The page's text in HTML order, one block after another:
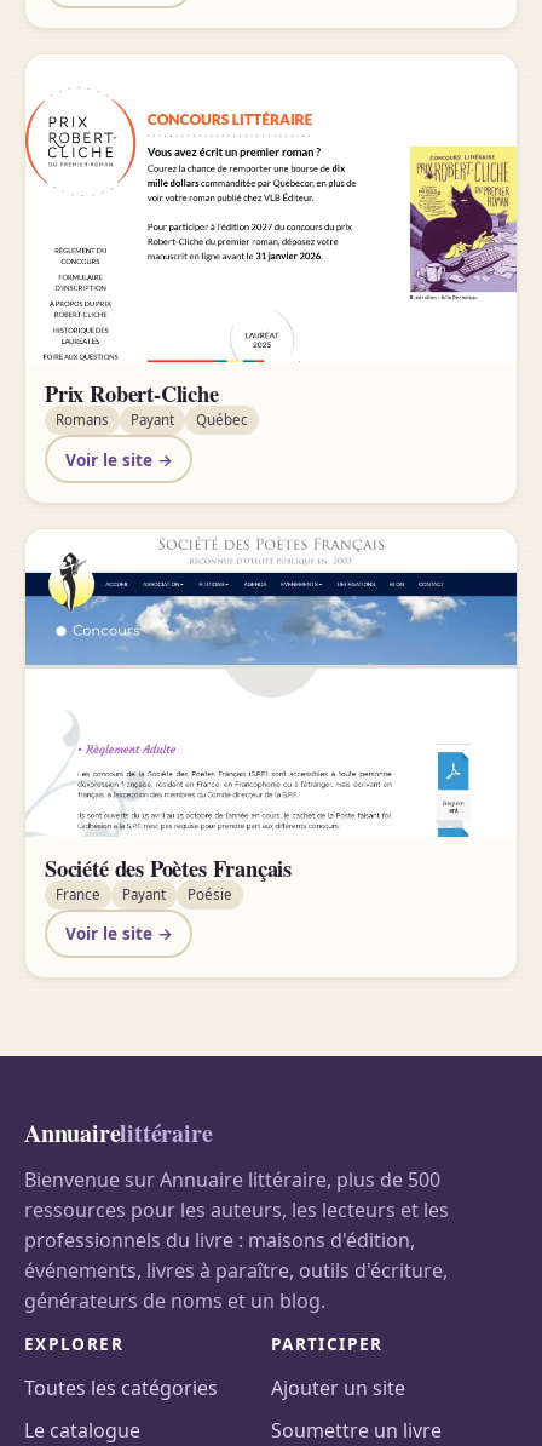
Prix Robert-Cliche
Romans Payant Québec
Voir le site →
Société des Poètes Français
France Payant Poésie
Voir le site →
Annuairelittéraire
Bienvenue sur Annuaire littéraire, plus de 500
ressources pour les auteurs, les lecteurs et les
professionnels du livre : maisons d'édition,
événements, livres à paraître, outils d'écriture,
générateurs de noms et un blog.
EXPLORER
Toutes les catégories
Le catalogue
PARTICIPER
Ajouter un site
Soumettre un livre